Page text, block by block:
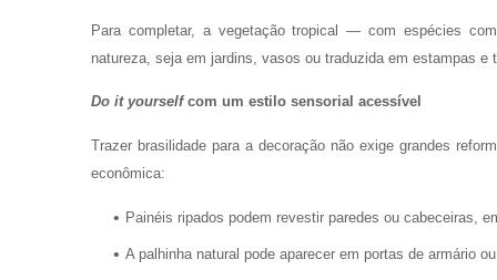
Para completar, a vegetação tropical — com espécies
natureza, seja em jardins, vasos ou traduzida em estampas e
Do it yourselfcom um estilo sensorial acessível
Trazer brasilidade para a decoração não exige grandes
econômica:
Painéis ripados podem revestir paredes ou cabeceiras,
A palhinha natural pode aparecer em portas de armário